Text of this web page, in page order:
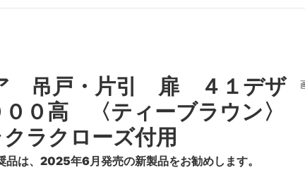
吊戸・片引 扉 ４１デザ
０高 〈ティーブラウン〉
クローズ付用
品は、2025年6月発売の新製品をお勧めします。